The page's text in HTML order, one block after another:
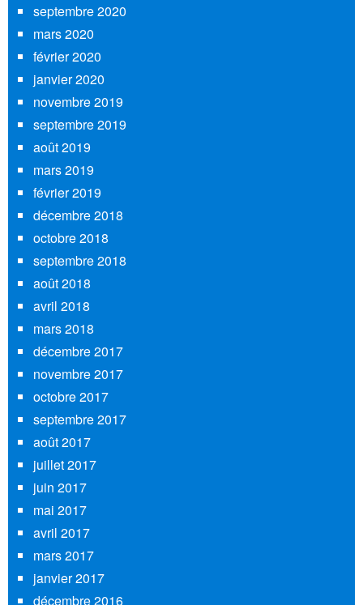
septembre 2020
mars 2020
février 2020
janvier 2020
novembre 2019
septembre 2019
août 2019
mars 2019
février 2019
décembre 2018
octobre 2018
septembre 2018
août 2018
avril 2018
mars 2018
décembre 2017
novembre 2017
octobre 2017
septembre 2017
août 2017
juillet 2017
juin 2017
mai 2017
avril 2017
mars 2017
janvier 2017
décembre 2016